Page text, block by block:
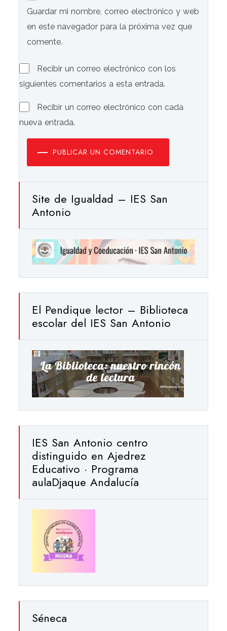
Guardar mi nombre, correo electrónico y web
en este navegador para la próxima vez que
comente.
Recibir un correo electrónico con los
siguientes comentarios a esta entrada.
Recibir un correo electrónico con cada
nueva entrada.
PUBLICAR UN COMENTARIO
Site de Igualdad – IES San
Antonio
El Pendique lector – Biblioteca
escolar del IES San Antonio
IES San Antonio centro
distinguido en Ajedrez
Educativo · Programa
aulaDjaque Andalucía
Séneca